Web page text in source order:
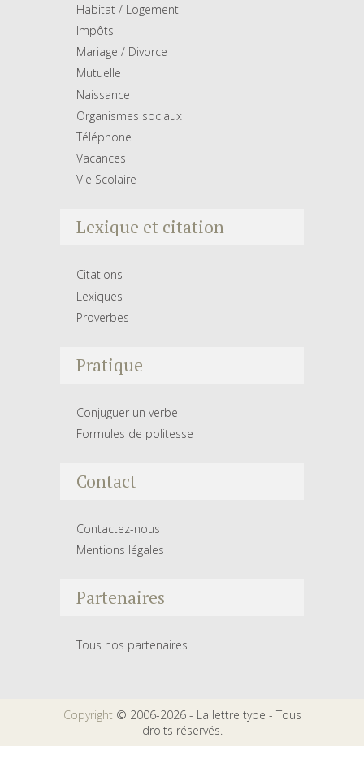
Habitat / Logement
Impôts
Mariage / Divorce
Mutuelle
Naissance
Organismes sociaux
Téléphone
Vacances
Vie Scolaire
Lexique et citation
Citations
Lexiques
Proverbes
Pratique
Conjuguer un verbe
Formules de politesse
Contact
Contactez-nous
Mentions légales
Partenaires
Tous nos partenaires
Copyright © 2006-2026 - La lettre type - Tous
droits réservés.